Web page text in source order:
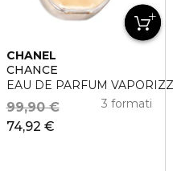
CHANEL
CHANCE
EAU DE PARFUM
74,92 €
99,90 € 3 formati